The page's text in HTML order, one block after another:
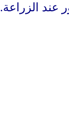
عند الزراعة.